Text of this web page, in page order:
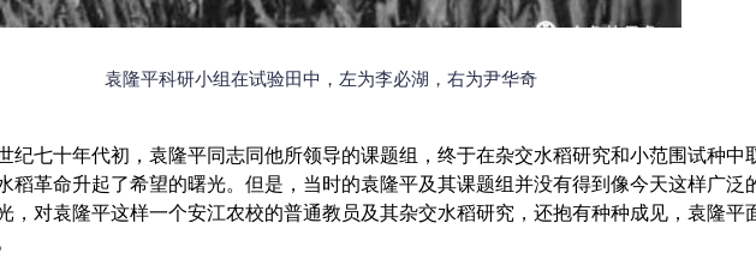
袁隆平科研小组在试验田中，左为李必湖，右为尹华奇
十年代初，袁隆平同志同他所领导的课题组，终于在杂交水稻研究和小范围试种中
稻革命升起了希望的曙光。但是，当时的袁隆平及其课题组并没有得到像今天这样广泛
，对袁隆平这样一个安江农校的普通教员及其杂交水稻研究，还抱有种种成见，袁隆平